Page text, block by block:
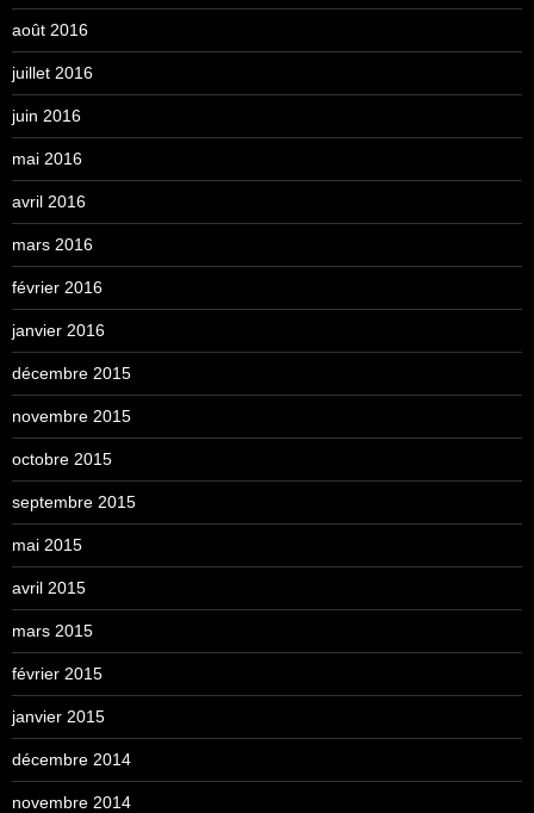
août 2016
juillet 2016
juin 2016
mai 2016
avril 2016
mars 2016
février 2016
janvier 2016
décembre 2015
novembre 2015
octobre 2015
septembre 2015
mai 2015
avril 2015
mars 2015
février 2015
janvier 2015
décembre 2014
novembre 2014